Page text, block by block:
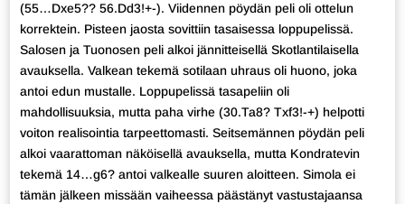
(55…Dxe5?? 56.Dd3!+-). Viidennen pöydän peli oli ottelun
korrektein. Pisteen jaosta sovittiin tasaisessa loppupelissä.
Salosen ja Tuonosen peli alkoi jännitteisellä Skotlantilaisella
avauksella. Valkean tekemä sotilaan uhraus oli huono, joka
antoi edun mustalle. Loppupelissä tasapeliin oli
mahdollisuuksia, mutta paha virhe (30.Ta8? Txf3!-+) helpotti
voiton realisointia tarpeettomasti. Seitsemännen pöydän peli
alkoi vaarattoman näköisellä avauksella, mutta Kondratevin
tekemä 14…g6? antoi valkealle suuren aloitteen. Simola ei
tämän jälkeen missään vaiheessa päästänyt vastustajaansa